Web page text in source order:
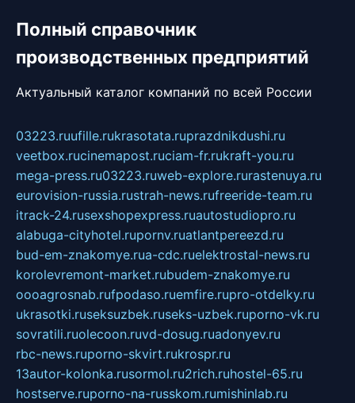
Полный справочник
производственных предприятий
Актуальный каталог компаний по всей России
03223.ruufille.rukrasotata.ruprazdnikdushi.ru
veetbox.rucinemapost.ruciam-fr.rukraft-you.ru
mega-press.ru03223.ruweb-explore.rurastenuya.ru
eurovision-russia.rustrah-news.rufreeride-team.ru
itrack-24.rusexshopexpress.ruautostudiopro.ru
alabuga-cityhotel.rupornv.ruatlantpereezd.ru
bud-em-znakomye.rua-cdc.ruelektrostal-news.ru
korolevremont-market.rubudem-znakomye.ru
oooagrosnab.rufpodaso.ruemfire.rupro-otdelky.ru
ukrasotki.ruseksuzbek.ruseks-uzbek.ruporno-vk.ru
sovratili.ruolecoon.ruvd-dosug.ruadonyev.ru
rbc-news.ruporno-skvirt.rukrospr.ru
13autor-kolonka.rusormol.ru2rich.ruhostel-65.ru
hostserve.ruporno-na-russkom.rumishinlab.ru